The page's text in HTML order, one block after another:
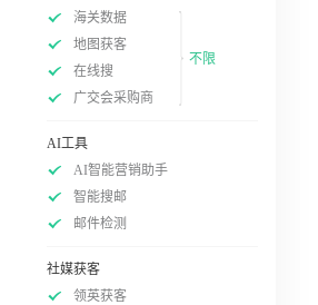
海关数据
地图获客
在线搜
广交会采购商
不限
AI工具
AI智能营销助手
智能搜邮
邮件检测
社媒获客
领英获客